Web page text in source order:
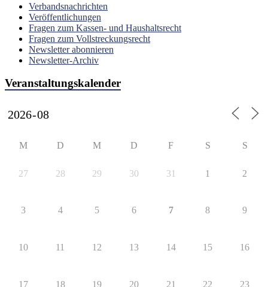
Verbandsnachrichten
Veröffentlichungen
Fragen zum Kassen- und Haushaltsrecht
Fragen zum Vollstreckungsrecht
Newsletter abonnieren
Newsletter-Archiv
Veranstaltungskalender
M D M D F S S
27 28 29 30 31 1 2
3 4 5 6 7 8 9
10 11 12 13 14 15 16
17 18 19 20 21 22 23